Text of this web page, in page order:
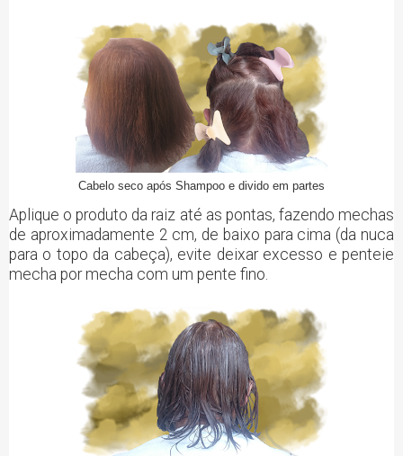
Cabelo seco após Shampoo e divido em partes
Aplique o produto da raiz até as pontas, fazendo mechas
de aproximadamente 2 cm, de baixo para cima (da nuca
para o topo da cabeça), evite deixar excesso e penteie
mecha por mecha com um pente fino.